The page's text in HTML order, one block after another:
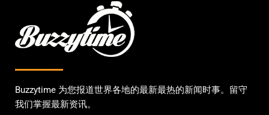
Buzzytime 为您报道世界各地的最新最热的新闻时事。留守
我们掌握最新资讯。